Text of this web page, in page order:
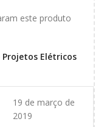
Projetos Elétricos
19 de março de
2019
este produto